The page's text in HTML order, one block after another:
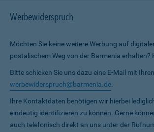
Werbewiderspruch
Möchten Sie keine weitere Werbung auf
postalischem Weg von der Barmenia erhalten?
Bitte schicken Sie uns dazu eine E-Mail mit
werbewiderspruch@barmenia.de.
Ihre Kontaktdaten benötigen wir hierbei
eindeutig identifizieren zu können. Gerne
auch telefonisch direkt an uns unter der